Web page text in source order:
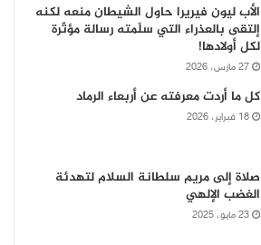
الأب ليون فيريرا حاول الشيطان منعه لكنه
إلتقى بالعذراء التي سلّمته رسالة مؤثّرة
لكل أولادها!
27 مارس، 2026
كل ما أردت معرفته عن أربعاء الرماد
18 فبراير، 2026
صلاة إلى مريم سلطانة السلام لتهدئة
الغضب الإلهي
23 مايو، 2025